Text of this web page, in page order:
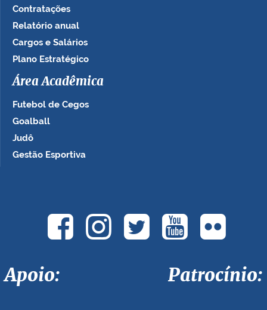
Contratações
Relatório anual
Cargos e Salários
Plano Estratégico
Área Acadêmica
Futebol de Cegos
Goalball
Judô
Gestão Esportiva
Apoio: Patrocínio: